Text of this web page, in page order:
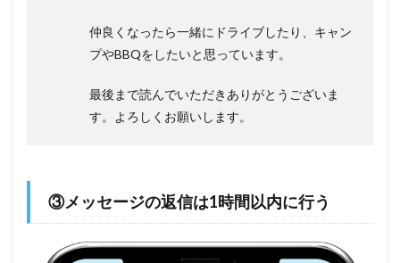
仲良くなったら一緒にドライブしたり、キャン
プやBBQをしたいと思っています。
最後まで読んでいただきありがとうございま
す。よろしくお願いします。
③メッセージの返信は1時間以内に行う